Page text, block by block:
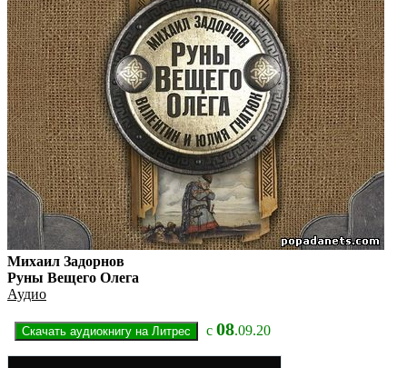
Михаил Задорнов
Руны Вещего Олега
Аудио
с 08.09.20